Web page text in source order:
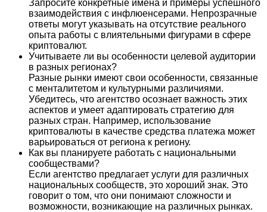
Запросите конкретные имена и примеры успешного
взаимодействия с инфлюенсерами. Непрозрачные
ответы могут указывать на отсутствие реального
опыта работы с влиятельными фигурами в сфере
криптовалют.
Учитываете ли вы особенности целевой аудитории
в разных регионах?
Разные рынки имеют свои особенности, связанные
с менталитетом и культурными различиями.
Убедитесь, что агентство осознает важность этих
аспектов и умеет адаптировать стратегию для
разных стран. Например, использование
криптовалюты в качестве средства платежа может
варьироваться от региона к региону.
Как вы планируете работать с национальными
сообществами?
Если агентство предлагает услуги для различных
национальных сообществ, это хороший знак. Это
говорит о том, что они понимают сложности и
возможности, возникающие на различных рынках.